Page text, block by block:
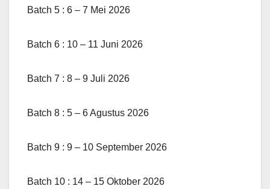
Batch 5 : 6 – 7 Mei 2026
Batch 6 : 10 – 11 Juni 2026
Batch 7 : 8 – 9 Juli 2026
Batch 8 : 5 – 6 Agustus 2026
Batch 9 : 9 – 10 September 2026
Batch 10 : 14 – 15 Oktober 2026